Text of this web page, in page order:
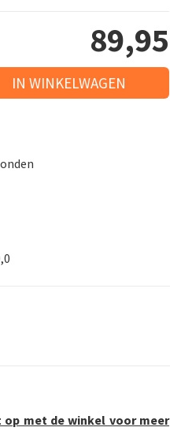
89,95
op met de winkel voor meer